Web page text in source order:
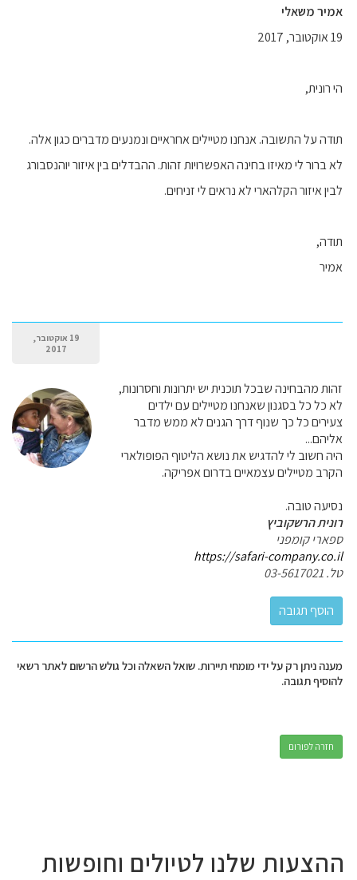
אמיר משאלי
19 אוקטובר, 2017
הי רונית,
תודה על התשובה. אנחנו מטיילים אחראיים ונמנעים מדברים כגון אלה.
לא ברור לי מאיזו בחינה האפשרויות זהות. ההבדלים בין איזור יוהנסבורג
לבין איזור הקלהארי לא נראים לי זניחים.
תודה,
אמיר
19 אוקטובר,
2017
זהות מהבחינה שבכל תוכנית יש יתרונות וחסרונות,
לא כל כל בסגנון שאנחנו מטיילים עם ילדים
צעירים כל כך שנוף דרך הגנים לא ממש מדבר
אליהם...
היה חשוב לי להדגיש את נושא הליטוף הפופולארי
הקרב מטיילים עצמאיים בדרום אפריקה.
נסיעה טובה.
רונית הרשקוביץ
ספארי קומפני
https://safari-company.co.il
טל. 03-5617021
מענה ניתן רק על ידי מומחי תיירות. שואל השאלה וכל גולש הרשום לאתר רשאי
להוסיף תגובה.
חזרה לפורום
ההצעות שלנו לטיולים וחופשות